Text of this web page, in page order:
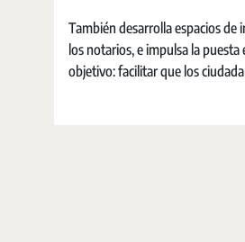
También desarrolla espacios
los notarios, e impulsa la
objetivo: facilitar que los